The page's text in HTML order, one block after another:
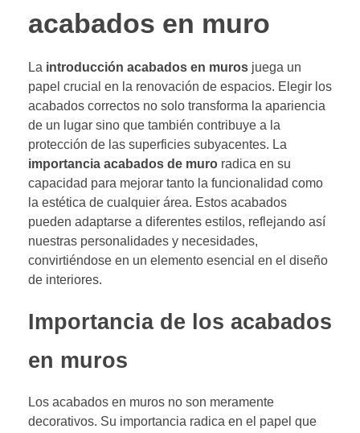
acabados en muro
La introducción acabados en muros juega un
papel crucial en la renovación de espacios. Elegir los
acabados correctos no solo transforma la apariencia
de un lugar sino que también contribuye a la
protección de las superficies subyacentes. La
importancia acabados de muro radica en su
capacidad para mejorar tanto la funcionalidad como
la estética de cualquier área. Estos acabados
pueden adaptarse a diferentes estilos, reflejando así
nuestras personalidades y necesidades,
convirtiéndose en un elemento esencial en el diseño
de interiores.
Importancia de los acabados
en muros
Los acabados en muros no son meramente
decorativos. Su importancia radica en el papel que